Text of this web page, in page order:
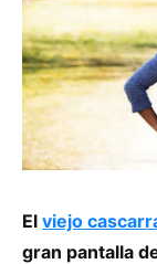
El viejo
gran pantalla